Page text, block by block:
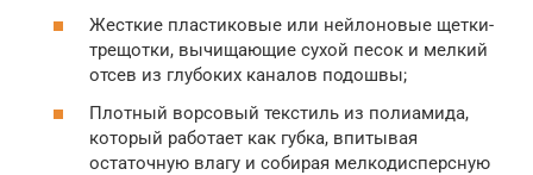
Жесткие пластиковые или нейлоновые щетки-
трещотки, вычищающие сухой песок и мелкий
отсев из глубоких каналов подошвы;
Плотный ворсовый текстиль из полиамида,
который работает как губка, впитывая
остаточную влагу и собирая мелкодисперсную